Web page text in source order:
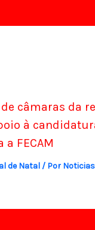
câmaras da
à
a FECAM
de Natal / Por